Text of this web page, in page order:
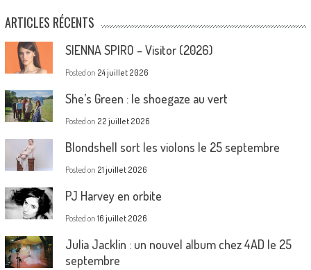
ARTICLES RÉCENTS
SIENNA SPIRO – Visitor (2026)
Posted on 24 juillet 2026
She’s Green : le shoegaze au vert
Posted on 22 juillet 2026
Blondshell sort les violons le 25 septembre
Posted on 21 juillet 2026
PJ Harvey en orbite
Posted on 16 juillet 2026
Julia Jacklin : un nouvel album chez 4AD le 25
septembre